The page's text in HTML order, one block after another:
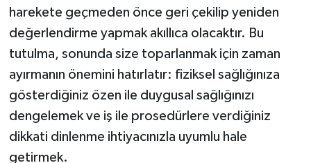
harekete geçmeden önce geri çekilip yeniden
değerlendirme yapmak akıllıca olacaktır. Bu
tutulma, sonunda size toparlanmak için zaman
ayırmanın önemini hatırlatır: fiziksel sağlığınıza
gösterdiğiniz özen ile duygusal sağlığınızı
dengelemek ve iş ile prosedürlere verdiğiniz
dikkati dinlenme ihtiyacınızla uyumlu hale
getirmek.